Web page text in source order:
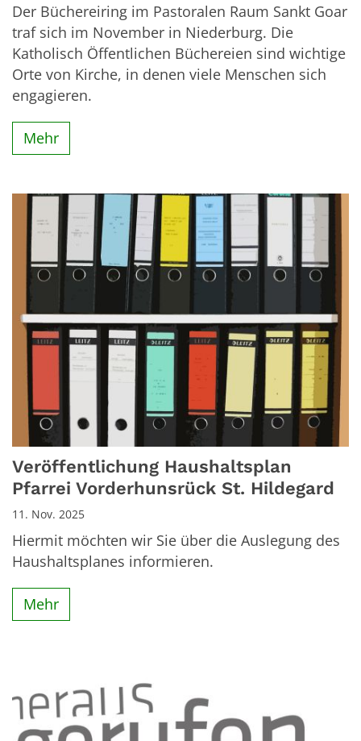
Der Büchereiring im Pastoralen Raum Sankt Goar
traf sich im November in Niederburg. Die
Katholisch Öffentlichen Büchereien sind wichtige
Orte von Kirche, in denen viele Menschen sich
engagieren.
Mehr
Veröffentlichung Haushaltsplan
Pfarrei Vorderhunsrück St. Hildegard
11. Nov. 2025
Hiermit möchten wir Sie über die Auslegung des
Haushaltsplanes informieren.
Mehr